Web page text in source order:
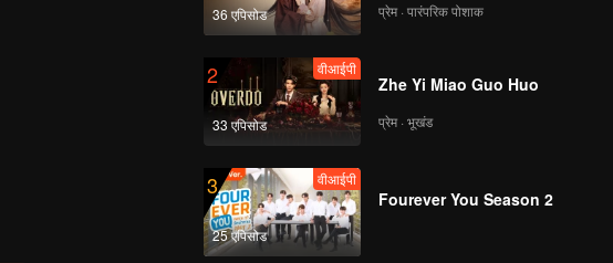
36 एपिसोड प्रेम · पारंपरिक पोशाक
2
33 एपिसोड
वीआईपी
Zhe Yi Miao Guo Huo
प्रेम · भूखंड
3
25 एपिसोड
वीआईपी
Fourever You Season 2